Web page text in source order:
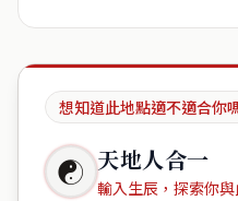
想知道此地點適不適合你
☯ 天地人合一
輸入生辰，探索你